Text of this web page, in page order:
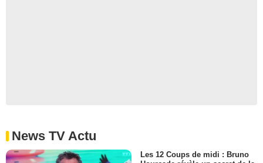
News TV Actu
Les 12 Coups de midi : Bruno